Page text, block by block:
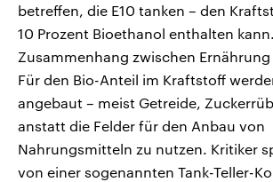
betreffen, die E10 tanken – den
10 Prozent Bioethanol enthalten
Zusammenhang zwischen
Für den Bio-Anteil im Kraftstoff
angebaut – meist Getreide,
anstatt die Felder für den Anbau von
Nahrungsmitteln zu nutzen. Kritiker
von einer sogenannten Tank-Teller-